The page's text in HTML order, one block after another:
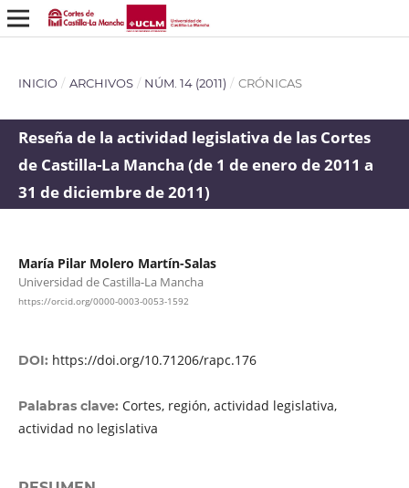
INICIO / ARCHIVOS / NÚM. 14 (2011) / CRÓNICAS
Reseña de la actividad legislativa de las Cortes
de Castilla-La Mancha (de 1 de enero de 2011 a
31 de diciembre de 2011)
María Pilar Molero Martín-Salas
Universidad de Castilla-La Mancha
https://orcid.org/0000-0003-0053-1592
DOI: https://doi.org/10.71206/rapc.176
Palabras clave: Cortes, región, actividad legislativa,
actividad no legislativa